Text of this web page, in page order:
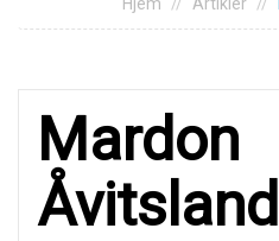
Mardon
Åvitsland